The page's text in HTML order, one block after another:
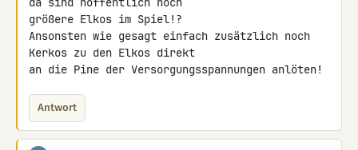
größere Elkos im Spiel!?
Ansonsten wie gesagt einfach zusätzlich noch
Kerkos zu den Elkos direkt
an die Pine der Versorgungsspannungen anlöten!
Antwort